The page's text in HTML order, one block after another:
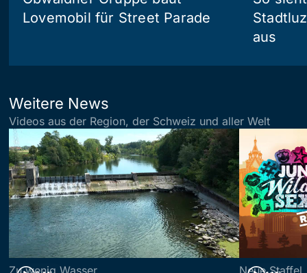
Lovemobil für Street Parade
aus
Weitere News
Videos aus der Region, der Schweiz und aller Welt
Zu wenig Wasser Neue Staffel